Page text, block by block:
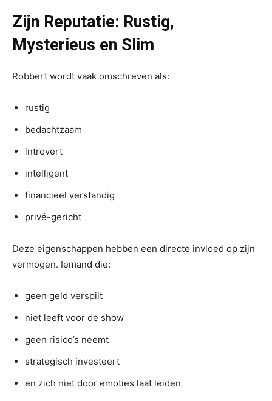
Zijn Reputatie: Rustig,
Mysterieus en Slim
Robbert wordt vaak omschreven als:
rustig
bedachtzaam
introvert
intelligent
financieel verstandig
privé-gericht
Deze eigenschappen hebben een directe invloed op zijn
vermogen. Iemand die:
geen geld verspilt
niet leeft voor de show
geen risico’s neemt
strategisch investeert
en zich niet door emoties laat leiden